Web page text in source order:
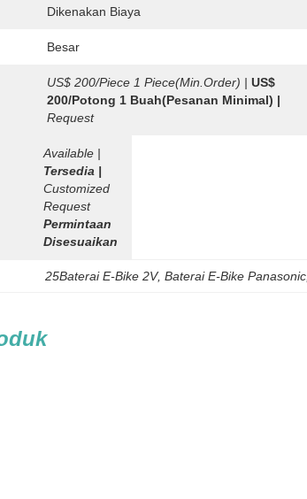
Dikenakan Biaya
Besar
US$ 200/Piece 1 Piece(Min.Order) | US$
200/Potong 1 Buah(Pesanan Minimal) |
Request
Available |
Tersedia |
Customized
Request
Permintaan
Disesuaikan
25Baterai E-Bike 2V, Baterai E-Bike Panasonic